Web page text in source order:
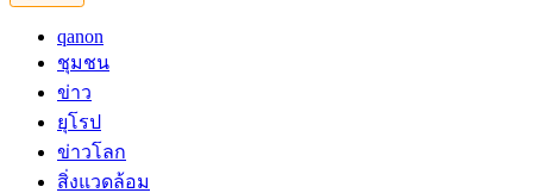
qanon
ชุมชน
ข่าว
ยุโรป
ข่าวโลก
สิ่งแวดล้อม